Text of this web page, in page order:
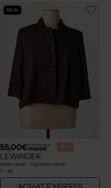
NEW
55,00€Prix boutique :
110,00€ -50%
LEWINGER
Veste casual - Epaulette marron
T : 46